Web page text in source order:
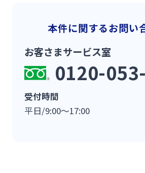
本件に関するお問い
お客さまサービス室
0120-
受付時間
平日/9:00～17:00